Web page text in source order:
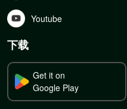
Youtube
下载
Get it on
Google Play